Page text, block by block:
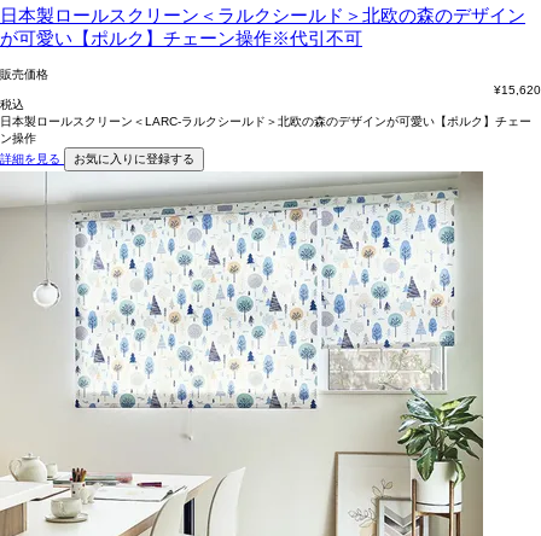
日本製ロールスクリーン＜ラルクシールド＞北欧の森のデザイン
が可愛い【ポルク】チェーン操作※代引不可
販売価格
¥15,620
税込
日本製ロールスクリーン＜LARC-ラルクシールド＞北欧の森のデザインが可愛い【ポルク】チェー
ン操作
詳細を見る
お気に入りに登録する